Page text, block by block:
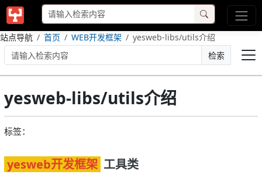
站点导航 首页 WEB开发框架
yesweb-libs/utils介绍
检索
yesweb-libs/utils介绍
标签：
yesweb开发框架 工具类